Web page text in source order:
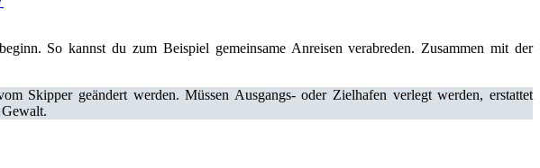
So kannst du zum Beispiel gemeinsame Anreisen verabreden. Zusammen mit der
Skipper geändert werden. Müssen Ausgangs- oder Zielhafen verlegt werden, erstattet